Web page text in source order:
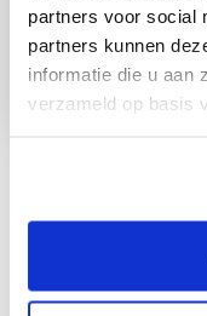
partners voor social
partners kunnen
informatie die u aan
verzameld op basis
Other